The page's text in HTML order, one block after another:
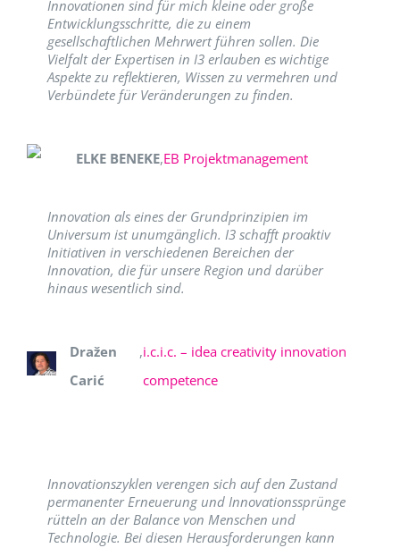
Innovationen sind für mich kleine oder große
Entwicklungsschritte, die zu einem
gesellschaftlichen Mehrwert führen sollen. Die
Vielfalt der Expertisen in I3 erlauben es wichtige
Aspekte zu reflektieren, Wissen zu vermehren und
Verbündete für Veränderungen zu finden.
ELKE BENEKE,EB Projektmanagement
Innovation als eines der Grundprinzipien im
Universum ist unumgänglich. I3 schafft proaktiv
Initiativen in verschiedenen Bereichen der
Innovation, die für unsere Region und darüber
hinaus wesentlich sind.
Dražen
Carić
,i.c.i.c. – idea creativity innovation
competence
Innovationszyklen verengen sich auf den Zustand
permanenter Erneuerung und Innovationssprünge
rütteln an der Balance von Menschen und
Technologie. Bei diesen Herausforderungen kann